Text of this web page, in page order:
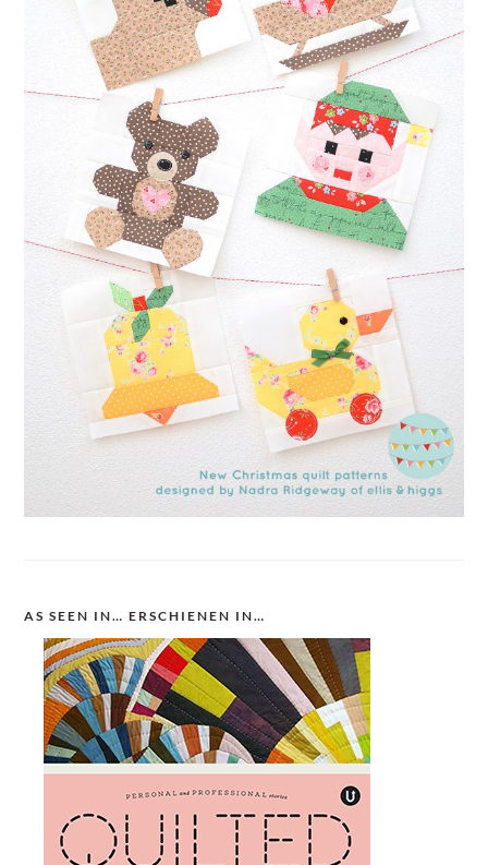
AS SEEN IN… ERSCHIENEN IN…